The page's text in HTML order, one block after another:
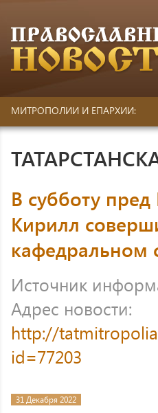
МИТРОПОЛИИ И ЕПАРХИИ:
В субботу
Кирилл
кафедральном
Источник
Адрес новости:
http://
id=77203
31 Декабря 2022